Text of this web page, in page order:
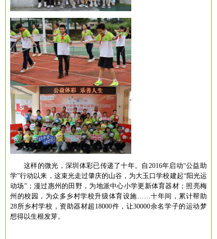
这样的微光，深圳体彩已传递了十年。自 2016年启动“公益助
学”行动以来，这束光走过肇庆的山谷，为大玉口学校建起“阳光运
动场”；漫过惠州的田野，为地派中心小学更新体育器材；照亮梅
州的校园，为众多乡村学校升级体育设施……十年间，累计帮助
28所乡村学校，资助器材超18000件，让30000余名学子的运动梦
想得以生根发芽。